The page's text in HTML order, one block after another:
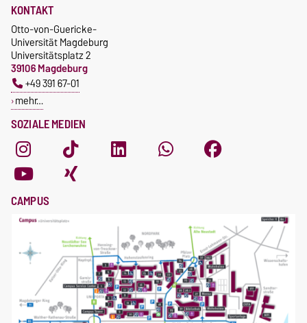
SOZIALE MEDIEN
KONTAKT
Otto-von-Guericke-
Universität Magdeburg
Universitätsplatz 2
39106 Magdeburg
+49 391 67-01
mehr…
CAMPUS